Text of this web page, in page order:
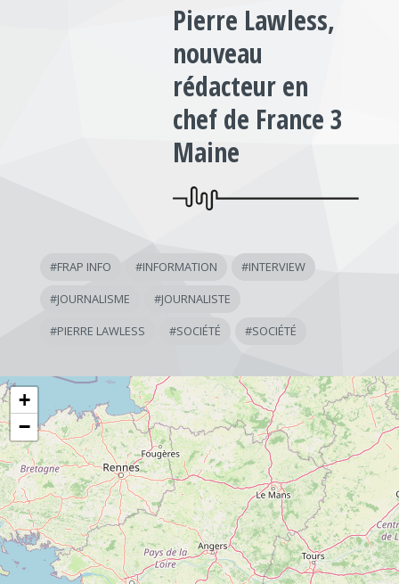
Pierre Lawless,
nouveau
rédacteur en
chef de France 3
Maine
#FRAP INFO #INFORMATION #INTERVIEW
#JOURNALISME #JOURNALISTE
#PIERRE LAWLESS #SOCIÉTÉ #SOCIÉTÉ
+
−